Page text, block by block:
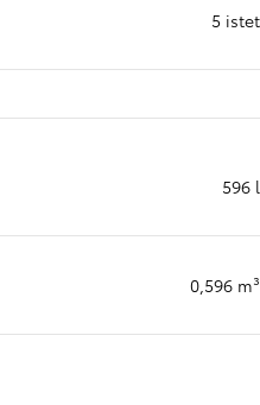
5 istet
596 l
0,596 m³